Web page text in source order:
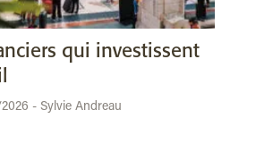
qui investissent
- Sylvie Andreau